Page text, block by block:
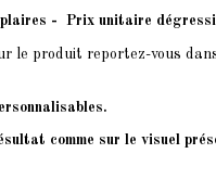
- Prix unitaire
le produit reportez-vous
comme sur le visuel